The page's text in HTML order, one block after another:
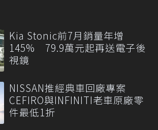
Kia Stonic前7月銷量年增
145% 79.9萬元起再送電子後
視鏡
NISSAN推經典車回廠專案
CEFIRO與INFINITI老車原廠零
件最低1折